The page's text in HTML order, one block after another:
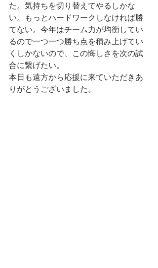
た。気持ちを切り替えてやるしかな
い。もっとハードワークしなければ勝
てない。今年はチーム力が均衡してい
るので一つ一つ勝ち点を積み上げてい
くしかないので、この悔しさを次の試
合に繋げたい。
本日も遠方から応援に来ていただきあ
りがとうございました。